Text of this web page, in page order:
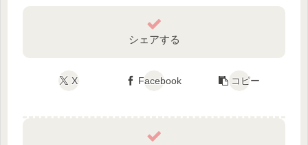
シェアする
X Facebook コピー